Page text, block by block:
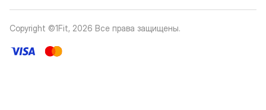
Copyright ©1Fit, 2026 Все права защищены.